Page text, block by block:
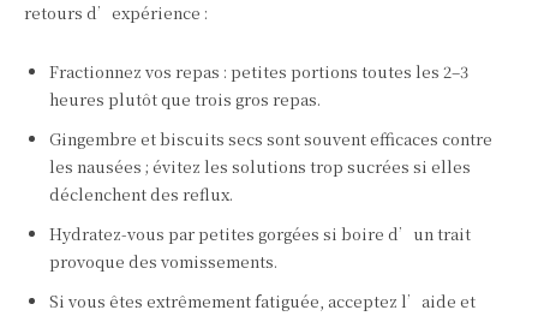
retours d’expérience :
Fractionnez vos repas : petites portions toutes les 2–3
heures plutôt que trois gros repas.
Gingembre et biscuits secs sont souvent efficaces contre
les nausées ; évitez les solutions trop sucrées si elles
déclenchent des reflux.
Hydratez-vous par petites gorgées si boire d’un trait
provoque des vomissements.
Si vous êtes extrêmement fatiguée, acceptez l’aide et